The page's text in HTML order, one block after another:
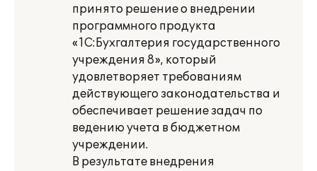
принято решение о внедрении
программного продукта
«1С:Бухгалтерия государственного
учреждения 8», который
удовлетворяет требованиям
действующего законодательства и
обеспечивает решение задач по
ведению учета в бюджетном
учреждении.
В результате внедрения